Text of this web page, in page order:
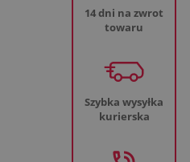
14 dni na zwrot
towaru
Szybka wysyłka
kurierska